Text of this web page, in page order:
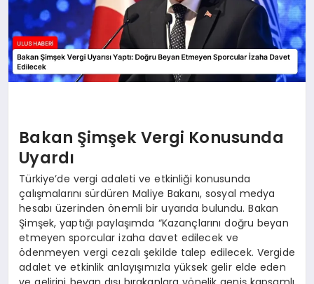
Bakan Şimşek Vergi Konusunda
Uyardı
Türkiye’de vergi adaleti ve etkinliği konusunda
çalışmalarını sürdüren Maliye Bakanı, sosyal medya
hesabı üzerinden önemli bir uyarıda bulundu. Bakan
Şimşek, yaptığı paylaşımda “Kazançlarını doğru beyan
etmeyen sporcular izaha davet edilecek ve
ödenmeyen vergi cezalı şekilde talep edilecek. Vergide
adalet ve etkinlik anlayışımızla yüksek gelir elde eden